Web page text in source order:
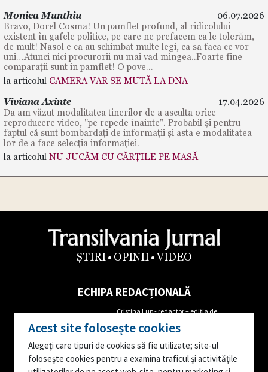
Monica Munthiu
06.07.2026
Bravo, Dorel Cosma! Un pamflet profund, al ridicolului
existent în gafele politice, pe care ne prefacem ca le tolerăm,
de mult! Nasol e ca au schimbat multe legi, ca sa faca ce vor
uni…Atunci nici procurorii nu mai vad mingea..Foarte fine
comparații sunt in pamflet! O pove...
la articolul CAMERA VAR SE MUTĂ LA DNA
Viviana Axinte
17.04.2026
Da am văzut modalitatea tinerilor de a asculta orice
reproducere video, "pe repede înainte". Probabil și pentru
faptul că sunt bombardați de informații și asta e modalitatea
lor de a face selecția informației.
la articolul NU JUCĂM CU CĂRȚILE PE MASĂ
ȘTIRI OPINII VIDEO
ECHIPA REDACȚIONALĂ
Tel: 0762655681
Augustin Danci- Director
Editorial
Cristina Lup - redactor – ediția de
Mircea Iordache- redactor corespondent
Ioana Popa – reporter corespondent
Ana Moruțan- reporter corespondent
Acest site folosește cookies
Alegeți care tipuri de cookies să fie utilizate; site-ul
folosește cookies pentru a examina traficul și activitățile